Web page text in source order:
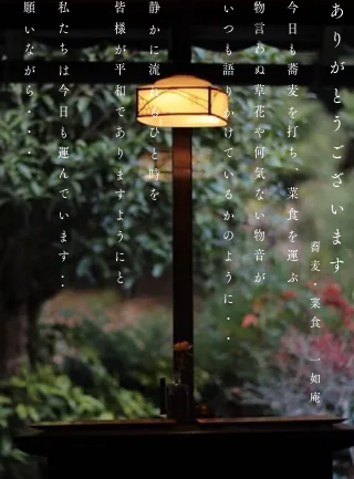
願いながら・・・​私たちは今日も運んでいます
・・ ​皆様が平和でありますようにと静かに流れるひと時​を いつも語りかけているかのように・・物言わぬ草花や何気ない物音が
蕎麦・菜食 一如庵
今日も蕎麦を打ち、菜食を運ぶありがとうございます